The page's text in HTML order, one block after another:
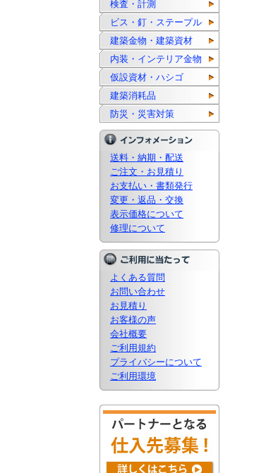
検査・計測
ビス・釘・ステープル
建築金物・建築資材
内装・インテリア金物
仮設資材・ハシゴ
建築消耗品
防災・災害対策
送料・納期・配送
ご注文・お見積り
お支払い・書類発行
変更・返品・交換
表示価格について
修理について
よくある質問
お問い合わせ
お見積り
お客様の声
会社概要
ご利用規約
プライバシーについて
ご利用環境